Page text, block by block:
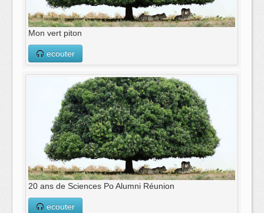
Mon vert piton
ecouter
20 ans de Sciences Po Alumni Réunion
ecouter